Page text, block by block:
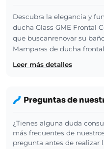
Descubra la elegancia y
ducha Glass GME Frontal
que buscanrenovar su
Mamparas de ducha
Leer más detalles
Preguntas de
¿Tienes alguna duda
más frecuentes de
pregunta antes de realizar